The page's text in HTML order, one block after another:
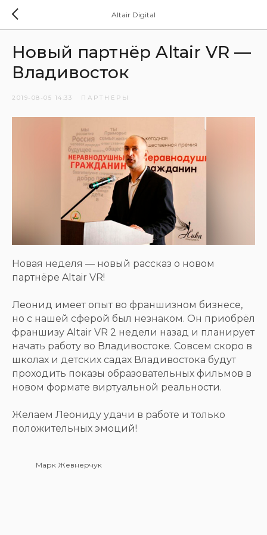
Altair Digital
Новый партнёр Altair VR —
Владивосток
2019-08-05 14:33 ПАРТНЁРЫ
Новая неделя — новый рассказ о новом
партнёре Altair VR!
Леонид имеет опыт во франшизном бизнесе,
но с нашей сферой был незнаком. Он приобрёл
франшизу Altair VR 2 недели назад и планирует
начать работу во Владивостоке. Совсем скоро в
школах и детских садах Владивостока будут
проходить показы образовательных фильмов в
новом формате виртуальной реальности.
Желаем Леониду удачи в работе и только
положительных эмоций!
Марк Жевнерчук